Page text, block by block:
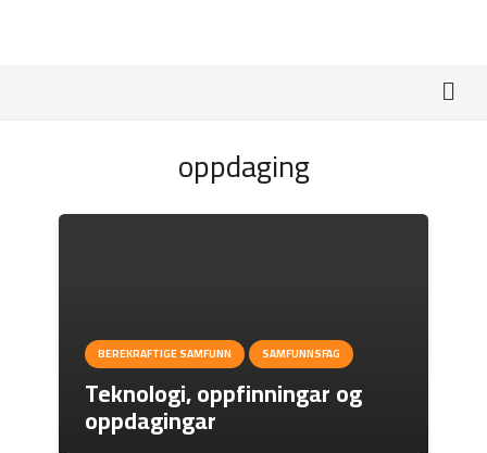
oppdaging
BEREKRAFTIGE SAMFUNN SAMFUNNSFAG
Teknologi, oppfinningar og
oppdagingar